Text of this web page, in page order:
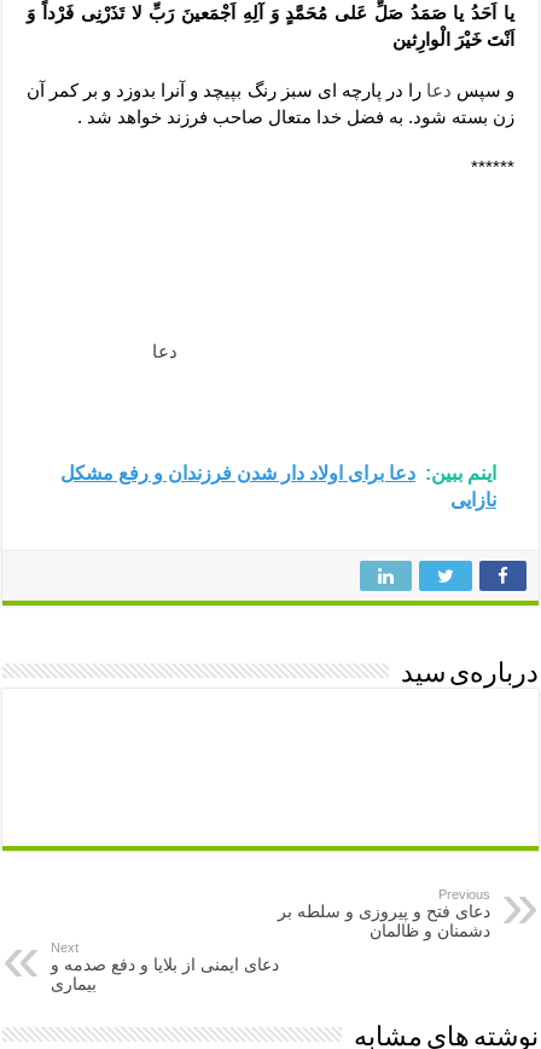
یا اَحَدُ یا صَمَدُ صَلِّ عَلی مُحَمَّدٍ وَ آلِهِ اَجْمَعینَ رَبِّ لا تَذَرْنِی فَرْداً وَ
اَنْتَ خَیْرَ الْوارِثین
و سپس دعا را در پارچه ای سبز رنگ بپیچد و آنرا بدوزد و بر کمر آن
زن بسته شود. به فضل خدا متعال صاحب فرزند خواهد شد .
******
دعا
اینم ببین: دعا برای اولاد دار شدن فرزندان و رفع مشکل
نازایی
درباره‌ی سید
Previous
دعای فتح و پیروزی و سلطه بر
دشمنان و ظالمان
Next
دعای ایمنی از بلایا و دفع صدمه و
بیماری
نوشته های مشابه